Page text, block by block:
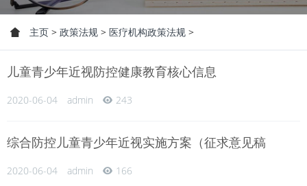
主页 > 政策法规 > 医疗机构政策法规 >
儿童青少年近视防控健康教育核心信息
2020-06-04 admin 243
综合防控儿童青少年近视实施方案（征求意见稿
2020-06-04 admin 166